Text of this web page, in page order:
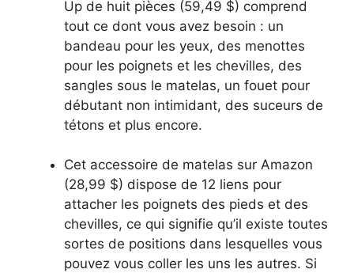
Up de huit pièces (59,49 $) comprend
tout ce dont vous avez besoin : un
bandeau pour les yeux, des menottes
pour les poignets et les chevilles, des
sangles sous le matelas, un fouet pour
débutant non intimidant, des suceurs de
tétons et plus encore.
Cet accessoire de matelas sur Amazon
(28,99 $) dispose de 12 liens pour
attacher les poignets des pieds et des
chevilles, ce qui signifie qu’il existe toutes
sortes de positions dans lesquelles vous
pouvez vous coller les uns les autres. Si